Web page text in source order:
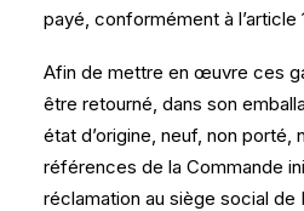
payé, conformément à l’article
Afin de mettre en œuvre ces
être retourné, dans son
état d’origine, neuf, non porté,
références de la Commande
réclamation au siège social